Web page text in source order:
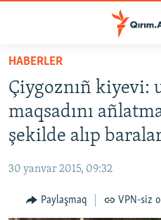
Esas
qaytmaq
Baş
navigatsiyağa
qaytmaq
Qıdıruvğa
qaytmaq
SİYASET
İQTİSADİYAT
MEDENİYET
İNSAN AQLARI
HABERLER
Çiygoznıñ kiyevi:
maqsadını
şekilde alıp
30 yanvar 2015, 09:32
Paylaşmaq VPN-siz